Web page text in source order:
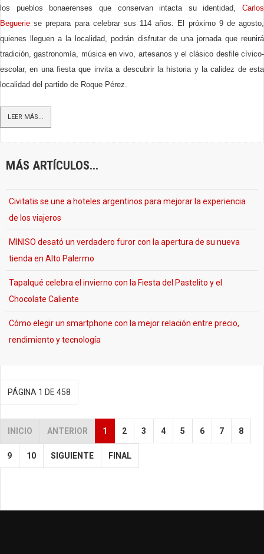
los pueblos bonaerenses que conservan intacta su identidad, Carlos
Beguerie se prepara para celebrar sus 114 años. El próximo 9 de agosto,
quienes lleguen a la localidad, podrán disfrutar de una jornada que reunirá
tradición, gastronomía, música en vivo, artesanos y el clásico desfile cívico-
escolar, en una fiesta que invita a descubrir la historia y la calidez de esta
localidad del partido de Roque Pérez.
LEER MÁS...
MÁS ARTÍCULOS...
Civitatis se une a hoteles argentinos para mejorar la experiencia
de los viajeros
MINISO desató un verdadero furor con la apertura de su nueva
tienda en Alto Palermo
Tapalqué celebra el invierno con la Fiesta del Pastelito y el
Chocolate Caliente
Cómo elegir un smartphone con la mejor relación entre precio,
rendimiento y tecnología
PÁGINA 1 DE 458
INICIO ANTERIOR 1 2 3 4 5 6 7 8
9 10 SIGUIENTE FINAL